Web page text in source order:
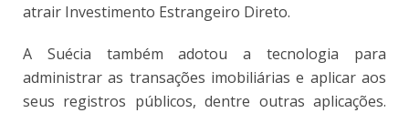
atrair Investimento Estrangeiro Direto.
A Suécia também adotou a tecnologia para
administrar as transações imobiliárias e aplicar aos
seus registros públicos, dentre outras aplicações.